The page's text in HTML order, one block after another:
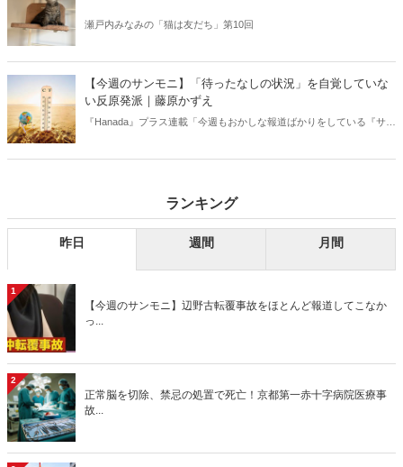
瀬戸内みなみの「猫は友だち」第10回
【今週のサンモニ】「待ったなしの状況」を自覚していな
い反原発派｜藤原かずえ
『Hanada』プラス連載「今週もおかしな報道ばかりをしている『サン
ランキング
昨日 週間 月間
1
【今週のサンモニ】辺野古転覆事故をほとんど報道してこなか
っ...
2
正常脳を切除、禁忌の処置で死亡！京都第一赤十字病院医療事
故...